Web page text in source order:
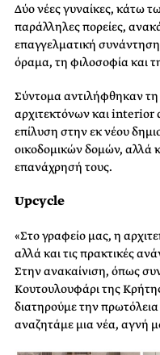
Δύο νέες γυναίκες, κάτω
παράλληλες πορείες,
επαγγελματική
όραμα, τη φιλοσοφία και
Σύντομα αντιλήφθηκαν
αρχιτεκτόνων και interior
επίλυση στην εκ νέου
οικοδομικών δομών, αλλά
επανάχρησή τους.
Upcycle
«Στο γραφείο μας, η
αλλά και τις πρακτικές
Στην ανακαίνιση, όπως
Κουτουλουφάρι της
διατηρούμε την
αναζητάμε μια νέα, αγνή